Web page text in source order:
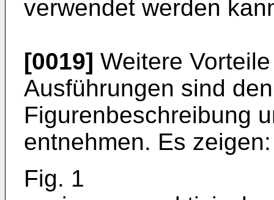
verwendet werden
[0019] Weitere
Ausführungen sind
Figurenbeschreibung
entnehmen. Es zeigen:
Fig. 1